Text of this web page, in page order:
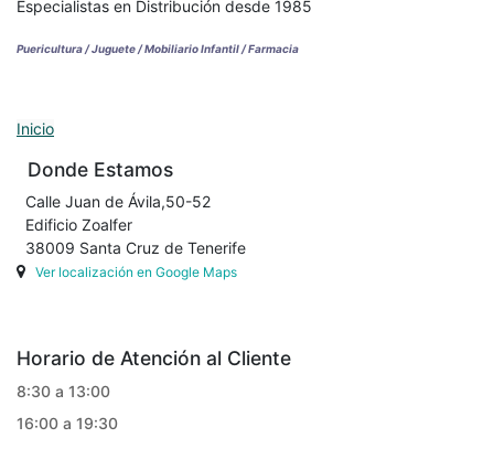
Especialistas en Distribución desde 1985
Puericultura / Juguete / Mobiliario Infantil / Farmacia
Inicio
Donde Estamos
Calle Juan de Ávila,50-52
Edificio Zoalfer
38009 Santa Cruz de Tenerife
Ver localización en Google Maps
Horario de Atención al Cliente
8:30 a 13:00
16:00 a 19:30